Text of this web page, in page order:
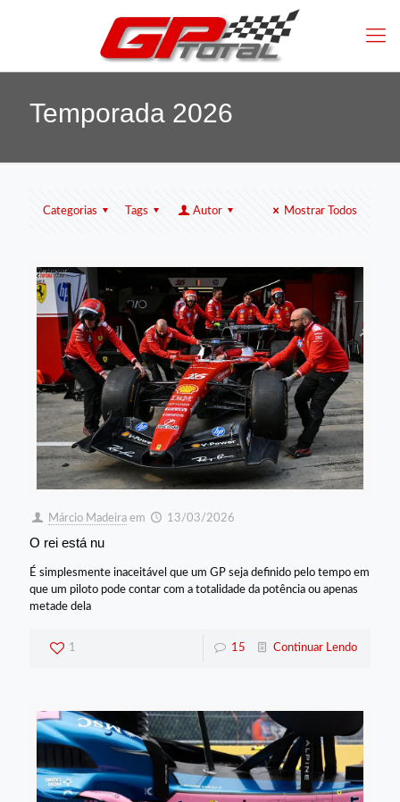
Temporada 2026
Categorias Tags Autor Mostrar Todos
Márcio Madeira em 13/03/2026
O rei está nu
É simplesmente inaceitável que um GP seja definido pelo tempo em
que um piloto pode contar com a totalidade da potência ou apenas
metade dela
1 15 Continuar Lendo